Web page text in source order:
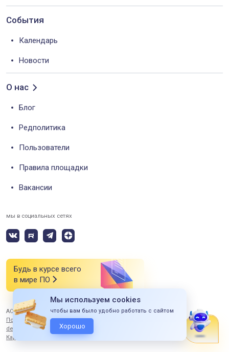
События
Календарь
Новости
О нас
Блог
Редполитика
Пользователи
Правила площадки
Вакансии
мы в социальных сетях
Будь в курсе всего
в мире ПО
АО «СИЭСДИ» 2026 Все права защищены
Политика конфиденциальности
design by ITERBI
Карта сайта
Мы используем cookies
чтобы вам было удобно работать с сайтом
Хорошо